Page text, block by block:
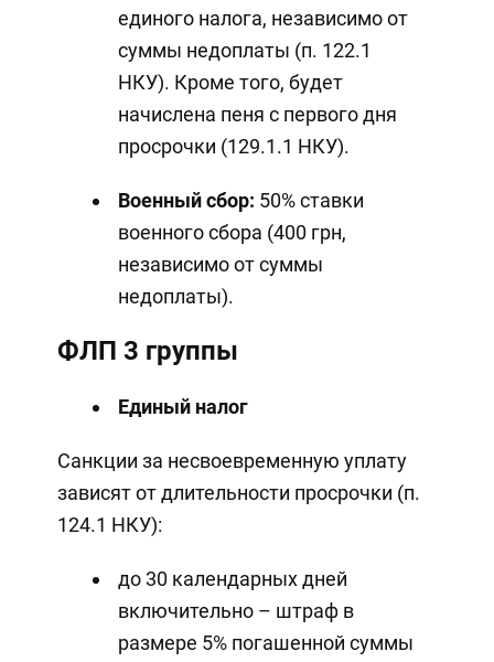
единого налога, независимо от
суммы недоплаты (п. 122.1
НКУ). Кроме того, будет
начислена пеня с первого дня
просрочки (129.1.1 НКУ).
Военный сбор: 50% ставки
военного сбора (400 грн,
независимо от суммы
недоплаты).
ФЛП 3 группы
Единый налог
Санкции за несвоевременную уплату
зависят от длительности просрочки (п.
124.1 НКУ):
до 30 календарных дней
включительно – штраф в
размере 5% погашенной суммы